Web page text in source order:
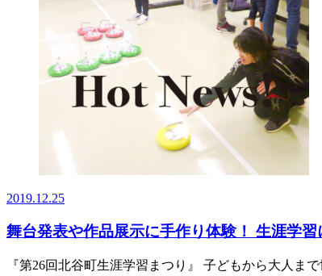
2019.12.25
舞台発表や作品展示に手作り体験！ 生涯学
『第26回北谷町生涯学習まつり』 子どもから大人ま